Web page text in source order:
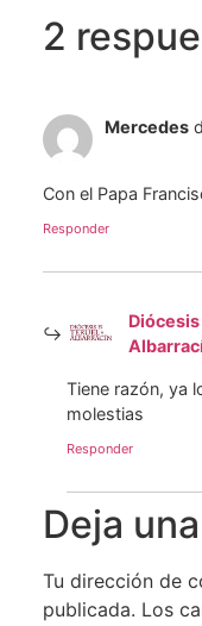
2
Mercedes
Con el Papa
Responder
Tiene razón, ya
molestias
Responder
Deja
Tu dirección de
publicada. Los